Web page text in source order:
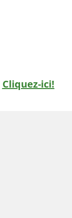
Cliquez-ici!